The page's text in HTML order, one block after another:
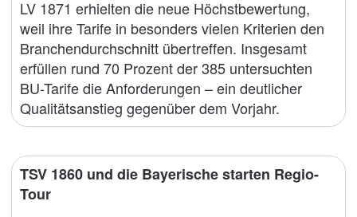
LV 1871 erhielten die neue Höchstbewertung,
weil ihre Tarife in besonders vielen Kriterien den
Branchendurchschnitt übertreffen. Insgesamt
erfüllen rund 70 Prozent der 385 untersuchten
BU-Tarife die Anforderungen – ein deutlicher
Qualitätsanstieg gegenüber dem Vorjahr.
TSV 1860 und die Bayerische starten Regio-
Tour